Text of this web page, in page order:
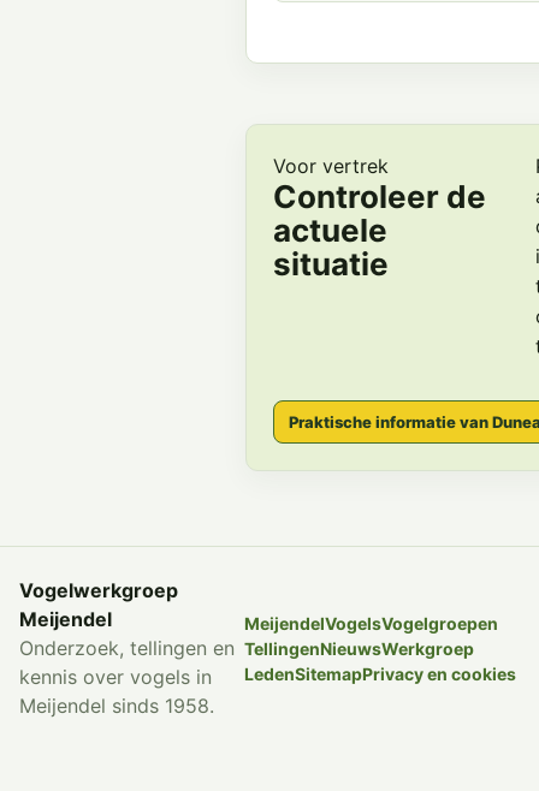
Voor vertrek
Controleer de
actuele
situatie
Praktische informatie van
Vogelwerkgroep
Meijendel
Onderzoek, tellingen en
kennis over vogels in
Meijendel sinds 1958.
MeijendelVogelsVogelgroepen
TellingenNieuwsWerkgroep
LedenSitemapPrivacy en cookies